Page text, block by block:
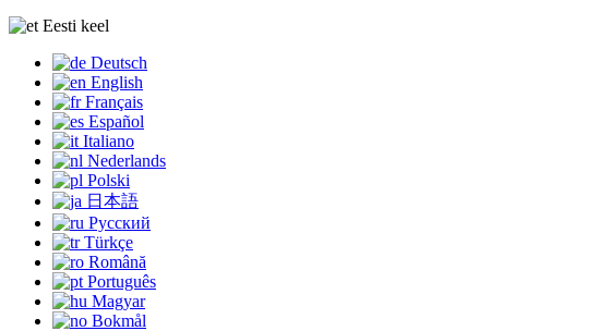
Eesti keel
Deutsch
English
Français
Español
Italiano
Nederlands
Polski
日本語
Русский
Türkçe
Română
Português
Magyar
Bokmål